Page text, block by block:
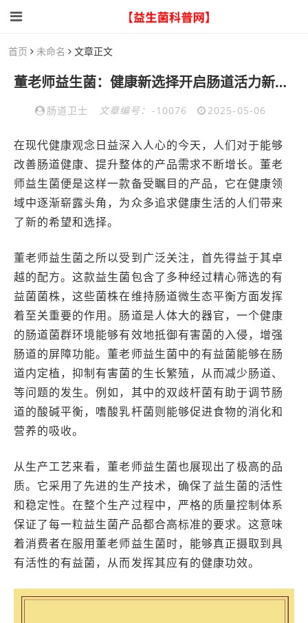
首页 未命名 文章正文
董老师益生菌：健康新选择开启肠道活力新体验
肠道卫士 文章编号： -10076 2025-05-06
在现代健康观念日益深入人心的今天，人们对于能够
改善肠道健康、提升整体的产品需求不断增长。董老
师益生菌便是这样一款备受瞩目的产品，它在健康领
域中逐渐崭露头角，为众多追求健康生活的人们带来
了新的希望和选择。
董老师益生菌之所以受到广泛关注，首先得益于其卓
越的配方。这款益生菌包含了多种经过精心筛选的有
益菌菌株，这些菌株在维持肠道微生态平衡方面发挥
着至关重要的作用。肠道是人体大的器官，一个健康
的肠道菌群环境能够有效地抵御有害菌的入侵，增强
肠道的屏障功能。董老师益生菌中的有益菌能够在肠
道内定植，抑制有害菌的生长繁殖，从而减少肠道、
等问题的发生。例如，其中的双歧杆菌有助于调节肠
道的酸碱平衡，嗜酸乳杆菌则能够促进食物的消化和
营养的吸收。
从生产工艺来看，董老师益生菌也展现出了极高的品
质。它采用了先进的生产技术，确保了益生菌的活性
和稳定性。在整个生产过程中，严格的质量控制体系
保证了每一粒益生菌产品都合高标准的要求。这意味
着消费者在服用董老师益生菌时，能够真正摄取到具
有活性的有益菌，从而发挥其应有的健康功效。